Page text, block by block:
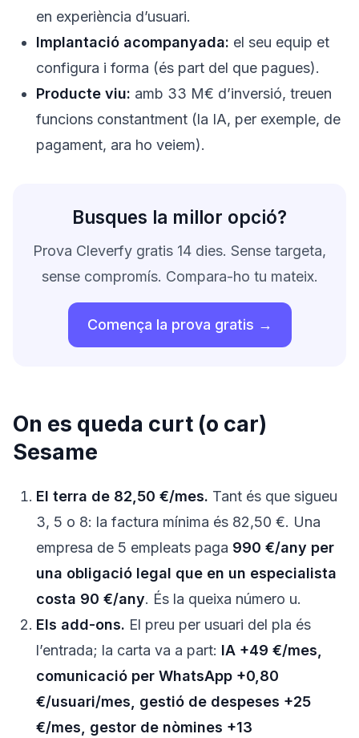
en experiència d’usuari.
Implantació acompanyada: el seu equip et
configura i forma (és part del que pagues).
Producte viu: amb 33 M€ d’inversió, treuen
funcions constantment (la IA, per exemple, de
pagament, ara ho veiem).
Busques la millor opció?
Prova Cleverfy gratis 14 dies. Sense targeta,
sense compromís. Compara-ho tu mateix.
Comença la prova gratis →
On es queda curt (o car)
Sesame
El terra de 82,50 €/mes. Tant és que sigueu
3, 5 o 8: la factura mínima és 82,50 €. Una
empresa de 5 empleats paga 990 €/any per
una obligació legal que en un especialista
costa 90 €/any. És la queixa número u.
Els add-ons. El preu per usuari del pla és
l’entrada; la carta va a part: IA +49 €/mes,
comunicació per WhatsApp +0,80
€/usuari/mes, gestió de despeses +25
€/mes, gestor de nòmines +13